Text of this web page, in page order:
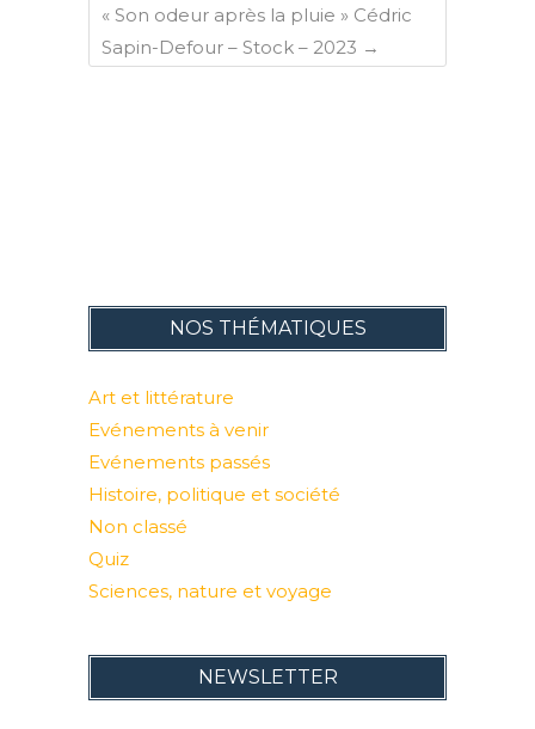
« Son odeur après la pluie » Cédric
Sapin-Defour – Stock – 2023 →
NOS THÉMATIQUES
Art et littérature
Evénements à venir
Evénements passés
Histoire, politique et société
Non classé
Quiz
Sciences, nature et voyage
NEWSLETTER